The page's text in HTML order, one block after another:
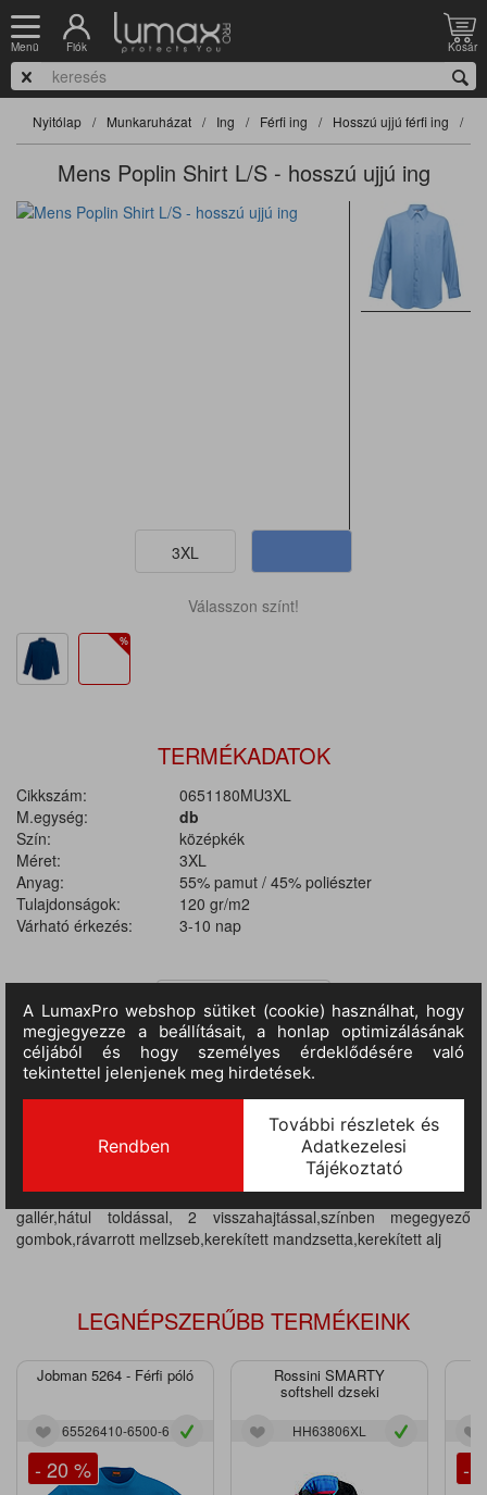
Menü Fiók Kosár
Nyitólap Munkaruházat Ing Férfi ing Hosszú ujjú férfi ing
Mens Poplin Shirt L/S - hosszú ujjú ing
3XL
Válasszon színt!
TERMÉKADATOK
Cikkszám:
0651180MU3XL
M.egység:
db
Szín:
középkék
Méret:
3XL
Anyag:
55% pamut / 45% poliészter
Tulajdonságok:
120 gr/m2
Várható érkezés:
3-10 nap
TERMÉKINFORMÁCIÓ
MÉRETTÁBLÁZAT
Anyaga: 55% pamut, 45% poliészter, 120 g/m2,könnyen
kezelhető,hosszú ujjú puplin ing,klasszikus megerősített
gallér,hátul toldással, 2 visszahajtással,színben megegyező
gombok,rávarrott mellzseb,kerekített mandzsetta,kerekített alj
LEGNÉPSZERŰBB TERMÉKEINK
Jobman 5264 - Férfi póló
65526410-6500-6
- 20 %
Rossini SMARTY
softshell dzseki
HH63806XL
-